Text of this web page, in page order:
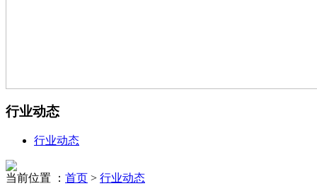
行业动态
行业动态
当前位置 ： 首页 > 行业动态